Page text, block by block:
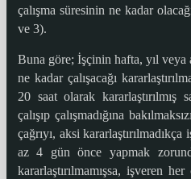
çalışma süresinin ne kadar
ve 3).
Buna göre; İşçinin hafta, yıl
ne kadar çalışacağı
20 saat olarak kararlaştırılmış
çalışıp çalışmadığına
çağrıyı, aksi
az 4 gün önce yapmak
kararlaştırılmamışsa, işveren